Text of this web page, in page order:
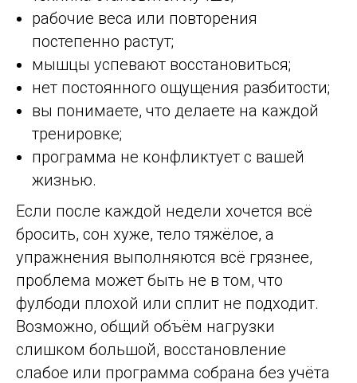
рабочие веса или повторения
постепенно растут;
мышцы успевают восстановиться;
нет постоянного ощущения разбитости;
вы понимаете, что делаете на каждой
тренировке;
программа не конфликтует с вашей
жизнью.
Если после каждой недели хочется всё
бросить, сон хуже, тело тяжёлое, а
упражнения выполняются всё грязнее,
проблема может быть не в том, что
фулбоди плохой или сплит не подходит.
Возможно, общий объём нагрузки
слишком большой, восстановление
слабое или программа собрана без учёта